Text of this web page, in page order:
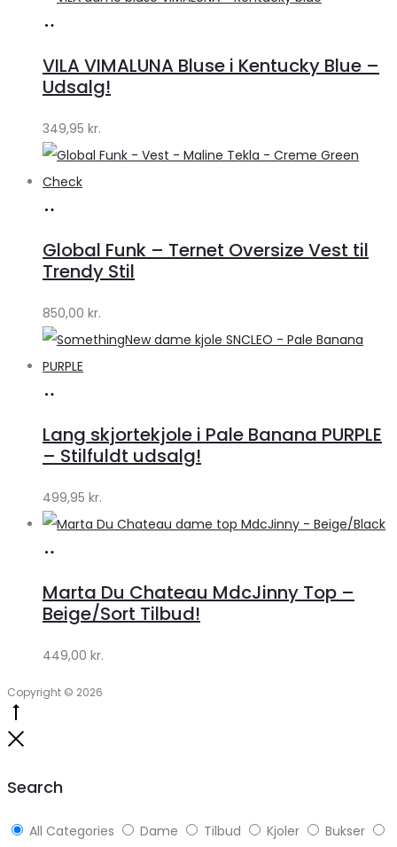
Klædeskabet.dk
VILA VIMALUNA Bluse i Kentucky Blue –
Udsalg!
349,95 kr.
Lykke
Lykke
Global Funk – Ternet Oversize Vest til
Trendy Stil
850,00 kr.
Klædeskabet.dk
Lang skjortekjole i Pale Banana PURPLE
– Stilfuldt udsalg!
499,95 kr.
Klædeskabet.dk
Marta Du Chateau MdcJinny Top –
Beige/Sort Tilbud!
449,00 kr.
Copyright © 2026
Search
All Categories Dame Tilbud Kjoler
Bukser